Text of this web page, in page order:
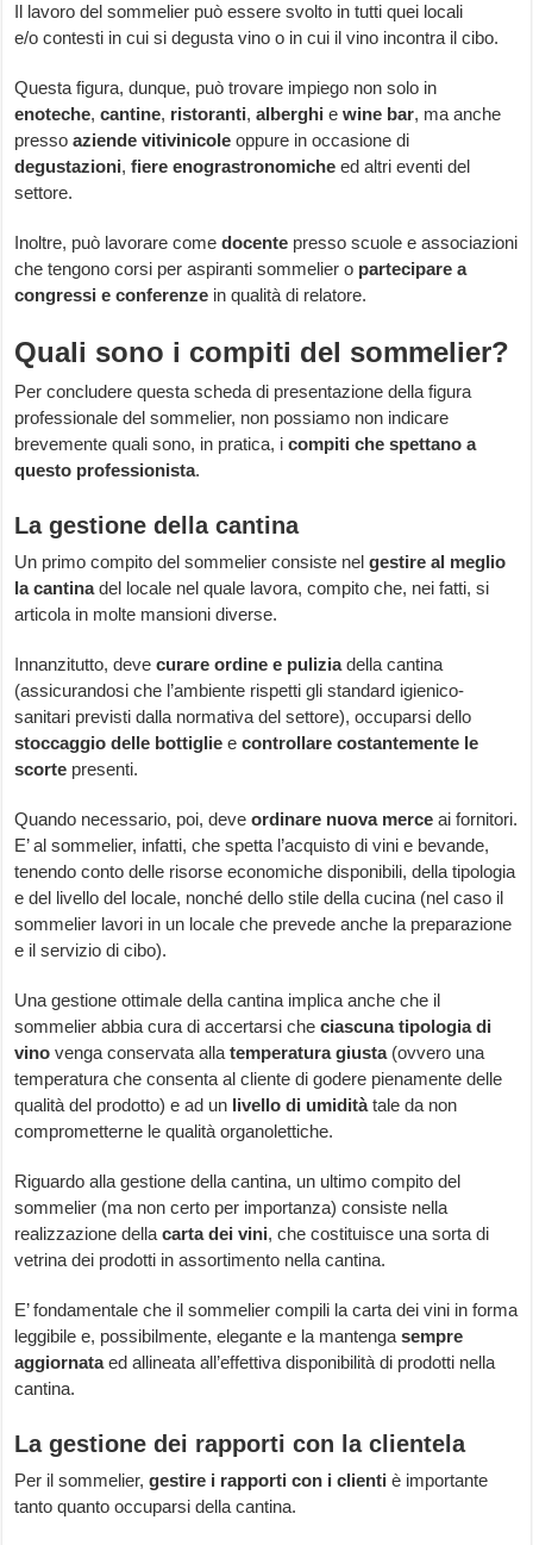
Il lavoro del sommelier può essere svolto in tutti quei locali
e/o contesti in cui si degusta vino o in cui il vino incontra il cibo.
Questa figura, dunque, può trovare impiego non solo in
enoteche,cantine, ristoranti,alberghi ewine bar, ma anche
pressoaziende vitivinicole oppure in occasione di
degustazioni,fiere enograstronomiche ed altri eventi del
settore.
Inoltre, può lavorare comedocente presso scuole e associazioni
che tengono corsi per aspiranti sommelier o partecipare a
congressi e conferenze in qualità di relatore.
Quali sono i compiti del sommelier?
Per concludere questa scheda di presentazione della figura
professionale del sommelier, non possiamo non indicare
brevemente quali sono, in pratica, icompiti che spettano a
questo professionista.
La gestione della cantina
Un primo compito del sommelier consiste nelgestire al meglio
la cantinadel locale nel quale lavora, compito che, nei fatti, si
articola in molte mansioni diverse.
Innanzitutto, devecurare ordine e puliziadella cantina
(assicurandosi che l’ambiente rispetti gli standard igienico-
sanitari previsti dalla normativa del settore), occuparsi dello
stoccaggio delle bottiglie econtrollare costantemente le
scorte presenti.
Quando necessario, poi, deve ordinare nuova merce ai fornitori.
E’ al sommelier, infatti, che spetta l’acquisto di vini e bevande,
tenendo conto delle risorse economiche disponibili, della tipologia
e del livello del locale, nonché dello stile della cucina (nel caso il
sommelier lavori in un locale che prevede anche la preparazione
e il servizio di cibo).
Una gestione ottimale della cantina implica anche che il
sommelier abbia cura di accertarsi checiascuna tipologia di
vino venga conservata allatemperatura giusta(ovvero una
temperatura che consenta al cliente di godere pienamente delle
qualità del prodotto) e ad un livello di umiditàtale da non
comprometterne le qualità organolettiche.
Riguardo alla gestione della cantina, un ultimo compito del
sommelier (ma non certo per importanza) consiste nella
realizzazione della carta dei vini, che costituisce una sorta di
vetrina dei prodotti in assortimento nella cantina.
E’ fondamentale che il sommelier compili la carta dei vini in forma
leggibile e, possibilmente, elegante e la mantengasempre
aggiornataed allineata all’effettiva disponibilità di prodotti nella
cantina.
La gestione dei rapporti con la clientela
Per il sommelier,gestire i rapporti con i clienti è importante
tanto quanto occuparsi della cantina.